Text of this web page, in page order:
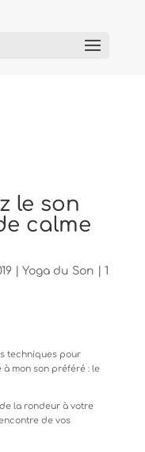
le son
calme
| Yoga du Son
1
techniques pour
mon son préféré : le
la rondeur à votre
de vos